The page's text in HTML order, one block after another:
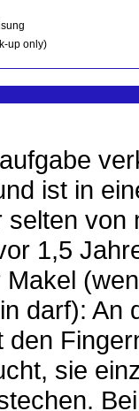
up only)
ist in
selten
1,5
darf): An
den
sie